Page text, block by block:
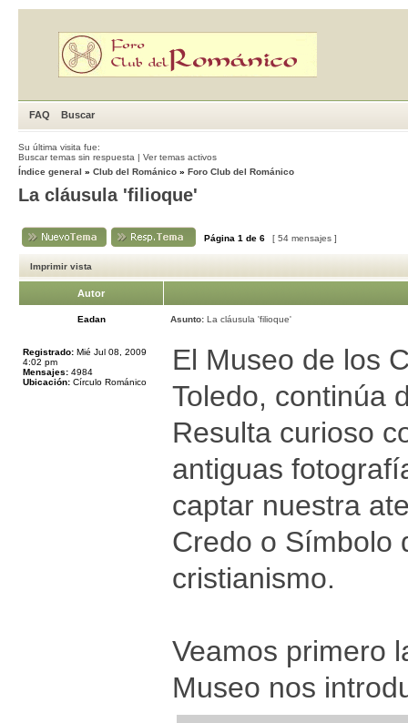
FAQ Buscar
Su última visita fue:
Buscar temas sin respuesta | Ver temas activos
Índice general » Club del Románico » Foro Club del Románico
La cláusula 'filioque'
Página 1 de 6 [ 54 mensajes ]
Imprimir vista
Autor
Eadan Asunto: La cláusula 'filioque'
Registrado: Mié Jul 08, 2009
4:02 pm
Mensajes: 4984
Ubicación: Círculo Románico
El Museo de los
Toledo, continúa
Resulta curioso
antiguas
captar nuestra
Credo o Símbolo
cristianismo.
Veamos primero
Museo nos